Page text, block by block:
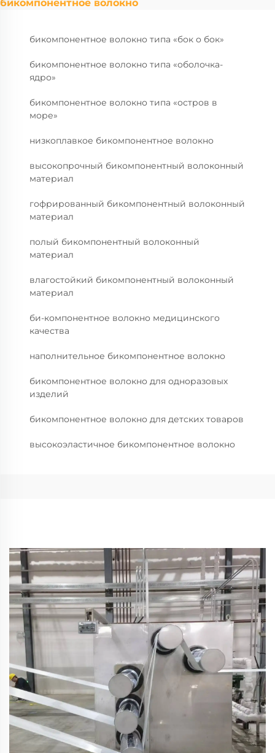
бикомпонентное волокно
бикомпонентное волокно типа «бок о бок»
бикомпонентное волокно типа «оболочка-
ядро»
бикомпонентное волокно типа «остров в
море»
низкоплавкое бикомпонентное волокно
высокопрочный бикомпонентный волоконный
материал
гофрированный бикомпонентный волоконный
материал
полый бикомпонентный волоконный
материал
влагостойкий бикомпонентный волоконный
материал
би-компонентное волокно медицинского
качества
наполнительное бикомпонентное волокно
бикомпонентное волокно для одноразовых
изделий
бикомпонентное волокно для детских товаров
высокоэластичное бикомпонентное волокно